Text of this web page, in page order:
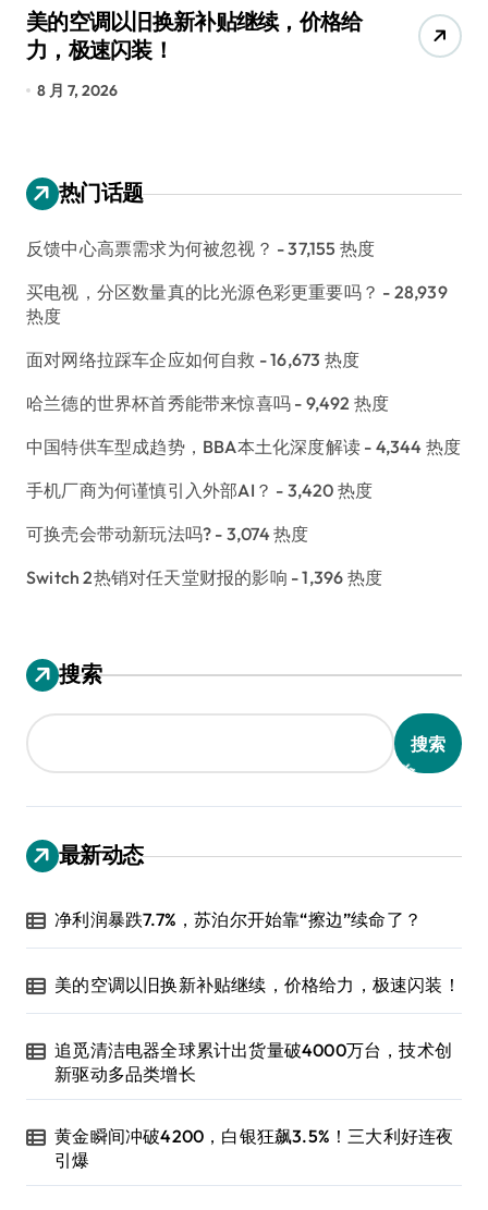
美的空调以旧换新补贴继续，价格给
力，极速闪装！
8 月 7, 2026
热门话题
反馈中心高票需求为何被忽视？ - 37,155 热度
买电视，分区数量真的比光源色彩更重要吗？ - 28,939
热度
面对网络拉踩车企应如何自救 - 16,673 热度
哈兰德的世界杯首秀能带来惊喜吗 - 9,492 热度
中国特供车型成趋势，BBA本土化深度解读 - 4,344 热度
手机厂商为何谨慎引入外部AI？ - 3,420 热度
可换壳会带动新玩法吗? - 3,074 热度
Switch 2热销对任天堂财报的影响 - 1,396 热度
搜索
搜索
最新动态
净利润暴跌7.7%，苏泊尔开始靠“擦边”续命了？
美的空调以旧换新补贴继续，价格给力，极速闪装！
追觅清洁电器全球累计出货量破4000万台，技术创
新驱动多品类增长
黄金瞬间冲破4200，白银狂飙3.5%！三大利好连夜
引爆